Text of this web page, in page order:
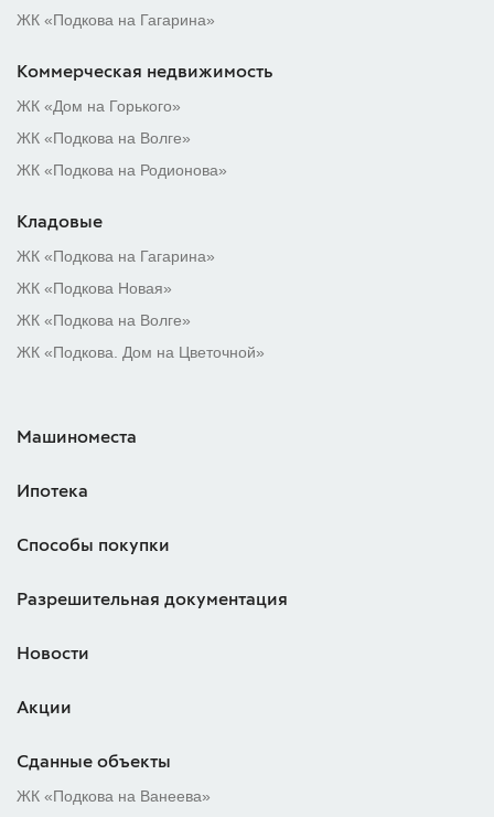
ЖК «Подкова на Гагарина»
Коммерческая недвижимость
ЖК «Дом на Горького»
ЖК «Подкова на Волге»
ЖК «Подкова на Родионова»
Кладовые
ЖК «Подкова на Гагарина»
ЖК «Подкова Новая»
ЖК «Подкова на Волге»
ЖК «Подкова. Дом на Цветочной»
Машиноместа
Ипотека
Способы покупки
Разрешительная документация
Новости
Акции
Сданные объекты
ЖК «Подкова на Ванеева»